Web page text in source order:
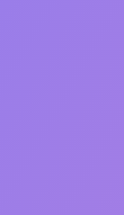
güvenilir